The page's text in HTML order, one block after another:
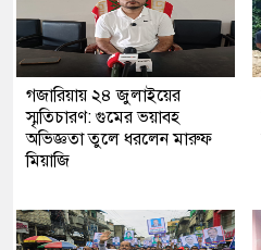
গজারিয়ায় ২৪ জুলাইয়ের
স্মৃতিচারণ: গুমের ভয়াবহ
অভিজ্ঞতা তুলে ধরলেন মারুফ
মিয়াজি